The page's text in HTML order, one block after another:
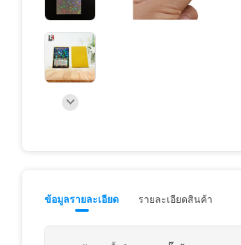
ข้อมูลรายละเอียด รายละเอียดสินค้า